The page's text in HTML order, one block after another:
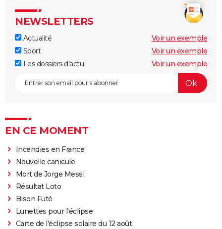
NEWSLETTERS
Actualité
Voir un exemple
Sport
Voir un exemple
Les dossiers d'actu
Voir un exemple
EN CE MOMENT
Incendies en France
Nouvelle canicule
Mort de Jorge Messi
Résultat Loto
Bison Futé
Lunettes pour l'éclipse
Carte de l'éclipse solaire du 12 août